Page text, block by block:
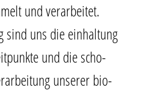
“und ver­ar­bei­tet.
sind uns die ein­hal­tung
und die scho­
unse­rer bio-